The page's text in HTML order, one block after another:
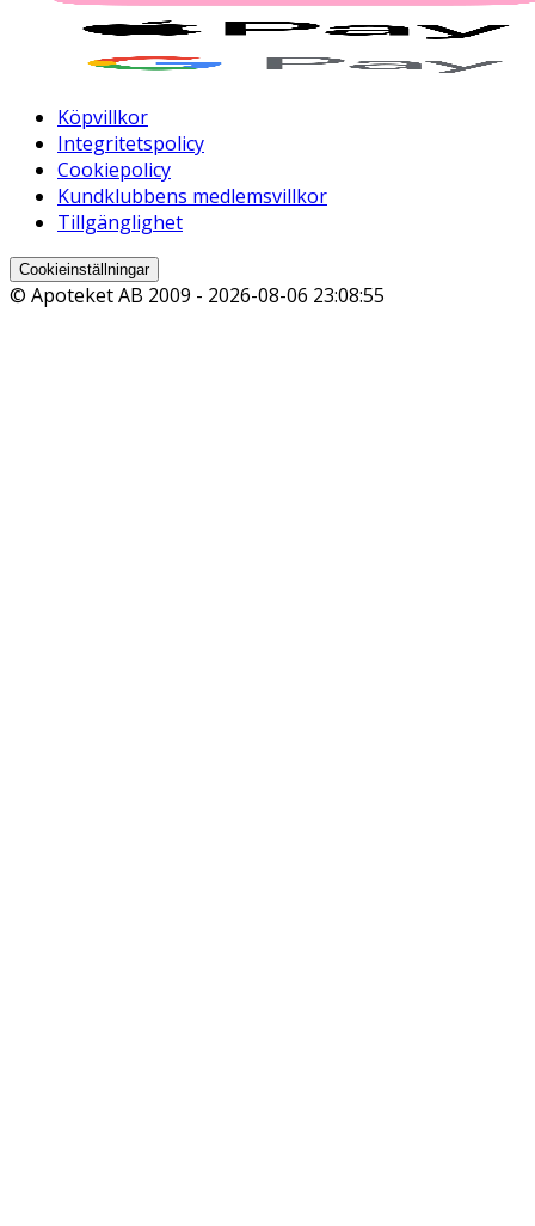
Köpvillkor
Integritetspolicy
Cookiepolicy
Kundklubbens medlemsvillkor
Tillgänglighet
Cookieinställningar
© Apoteket AB 2009 - 2026-08-06 23:08:55